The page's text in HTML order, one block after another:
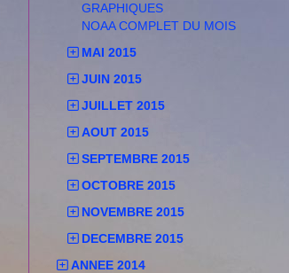
GRAPHIQUES
NOAA COMPLET DU MOIS
MAI 2015
JUIN 2015
JUILLET 2015
AOUT 2015
SEPTEMBRE 2015
OCTOBRE 2015
NOVEMBRE 2015
DECEMBRE 2015
ANNEE 2014